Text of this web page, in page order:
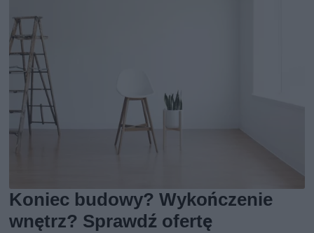
Koniec budowy? Wykończenie
wnętrz? Sprawdź ofertę